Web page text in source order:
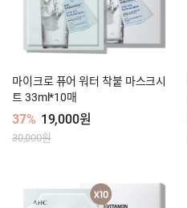
마이크로 퓨어 워터 착붙 마스크시
트 33ml*10매
37% 19,000원
30,000원